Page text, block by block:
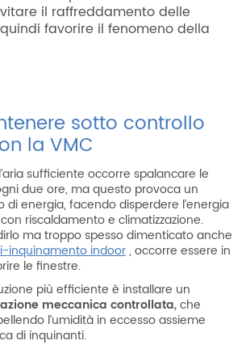
il raffreddamento delle
favorire il fenomeno della
sotto controllo
la VMC
sufficiente occorre spalancare le
due ore, ma questo provoca un
di energia, facendo disperdere l’energia
riscaldamento e climatizzazione.
ma troppo spesso dimenticato anche
inquinamento indoor, occorre essere in
le finestre.
più efficiente è installare un
meccanica controllata,che
l’umidità in eccesso assieme
di inquinanti.